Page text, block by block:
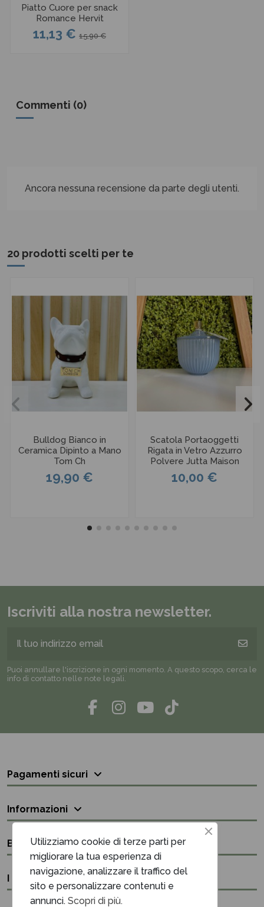
Piatto Cuore per snack
Romance Hervit
11,13 € 15,90 €
Commenti (0)
Ancora nessuna recensione da parte degli utenti.
20 prodotti scelti per te
Bulldog Bianco in
Ceramica Dipinto a Mano
Tom Ch
19,90 €
Scatola Portaoggetti
Rigata in Vetro Azzurro
Polvere Jutta Maison
10,00 €
Iscriviti alla nostra newsletter.
Puoi annullare l'iscrizione in ogni momento. A questo scopo, cerca le
info di contatto nelle note legali.
Pagamenti sicuri
Informazioni
Bisogno di aiuto?
I nostri contatti
Utilizziamo cookie di terze parti per
migliorare la tua esperienza di
navigazione, analizzare il traffico del
sito e personalizzare contenuti e
annunci. Scopri di più.